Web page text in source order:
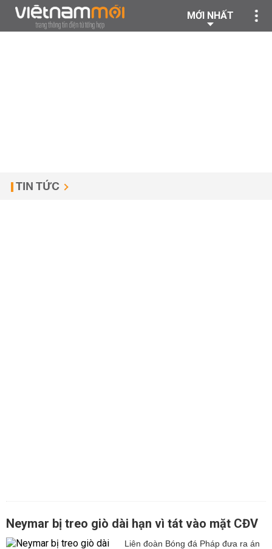
MỚI NHẤT
TIN TỨC
Neymar bị treo giò dài hạn vì tát vào mặt CĐV
Liên đoàn Bóng đá Pháp đưa ra án